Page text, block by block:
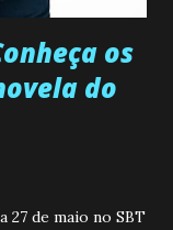
os
do
de maio no SBT